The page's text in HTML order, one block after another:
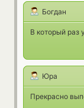
Богдан
В который раз
Юра
Прекрасно